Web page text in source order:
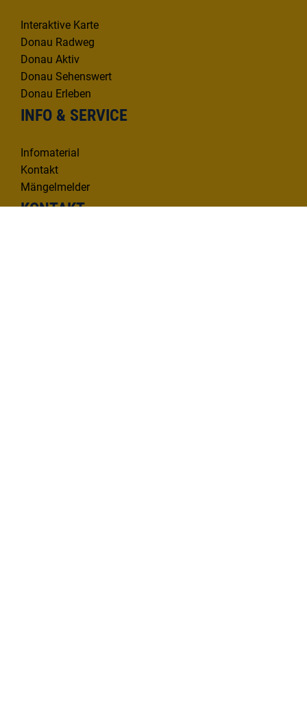
Interaktive Karte
Donau Radweg
Donau Aktiv
Donau Sehenswert
Donau Erleben
INFO & SERVICE
Infomaterial
Kontakt
Mängelmelder
KONTAKT